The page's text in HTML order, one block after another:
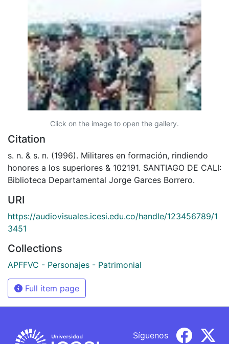
Click on the image to open the gallery.
Citation
s. n. & s. n. (1996). Militares en formación, rindiendo
honores a los superiores & 102191. SANTIAGO DE CALI:
Biblioteca Departamental Jorge Garces Borrero.
URI
https://audiovisuales.icesi.edu.co/handle/123456789/1
3451
Collections
APFFVC - Personajes - Patrimonial
Full item page
Síguenos